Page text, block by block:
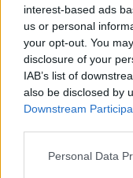
interest-based ads
us or personal
your opt-out. You
disclosure of your
IAB’s list of
also be disclosed by
Downstream
Personal Data
nocturno
diestra
formado